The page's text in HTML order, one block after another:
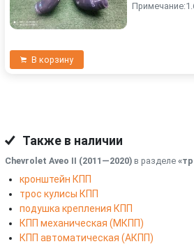
В корзину
Также в наличии
Chevrolet Aveo II (2011—2020) в разделе
кронштейн КПП
трос кулисы КПП
подушка крепления КПП
КПП механическая (МКПП)
КПП автоматическая (АКПП)